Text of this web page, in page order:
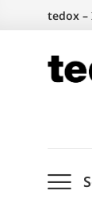
springen
tedox –